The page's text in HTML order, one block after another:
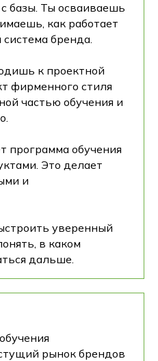
базы. Ты осваиваешь
как работает
бренда.
к проектной
фирменного стиля
частью обучения и
программа обучения
Это делает
и
уверенный
в каком
дальше.
рынок брендов